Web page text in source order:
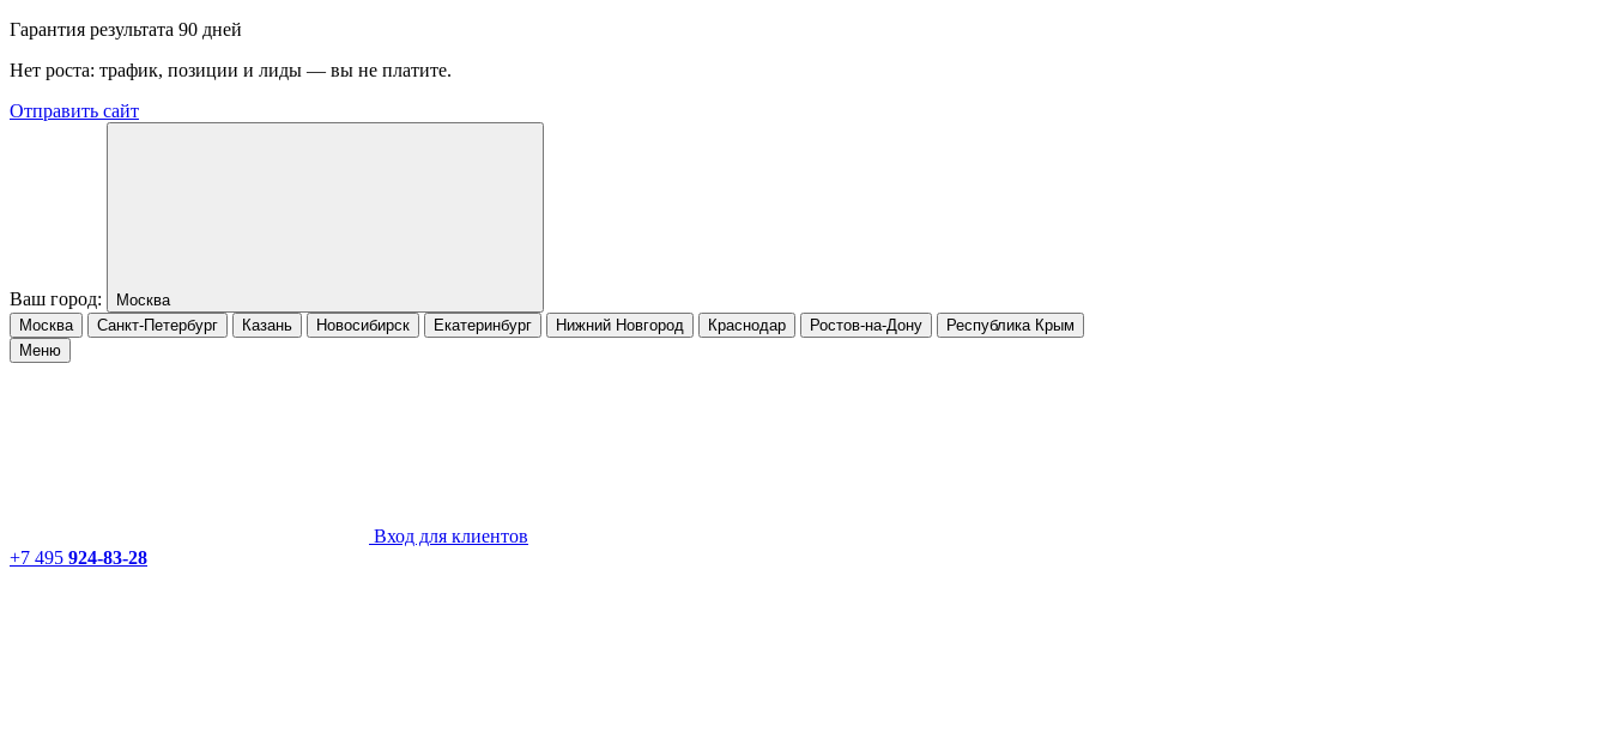
Гарантия результата 90 дней
Нет роста: трафик, позиции и лиды — вы не платите.
Отправить сайт
Ваш город:
Москва
Москва
Санкт-Петербург Казань Новосибирск Екатеринбург Нижний Новгород Краснодар Ростов-на-Дону
Республика Крым
Меню
Вход для клиентов
+7 495 924-83-28